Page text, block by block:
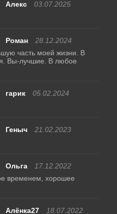
Алекс
03.07.2025
Роман
28.12.2024
часть моей жизни. В
Вы-лучшие. В любое
гарик
05.02.2024
Геныч
21.02.2023
Ольга
17.12.2022
временем, хорошее
Алёнка27
18.07.2022